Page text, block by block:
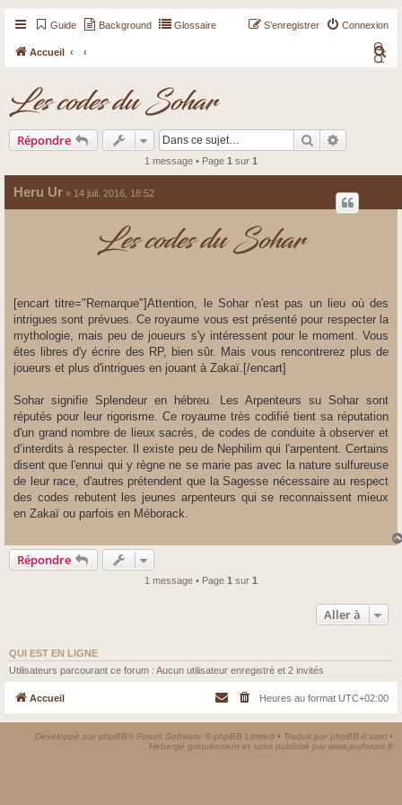
Guide Background Glossaire Connexion
S’enregistrer
Accueil
Les codes du Sohar
Répondre Rechercher
1 message • Page 1 sur 1
Heru Ur » 14 juil. 2016, 18:52
Les codes du Sohar
[encart titre="Remarque"]Attention, le Sohar n'est pas un lieu où des
intrigues sont prévues. Ce royaume vous est présenté pour respecter la
mythologie, mais peu de joueurs s'y intéressent pour le moment. Vous
êtes libres d'y écrire des RP, bien sûr. Mais vous rencontrerez plus de
joueurs et plus d'intrigues en jouant à Zakaï.[/encart]
Sohar signifie Splendeur en hébreu. Les Arpenteurs su Sohar sont
réputés pour leur rigorisme. Ce royaume très codifié tient sa réputation
d'un grand nombre de lieux sacrés, de codes de conduite à observer et
d’interdits à respecter. Il existe peu de Nephilim qui l'arpentent. Certains
disent que l'ennui qui y règne ne se marie pas avec la nature sulfureuse
de leur race, d'autres prétendent que la Sagesse nécessaire au respect
des codes rebutent les jeunes arpenteurs qui se reconnaissent mieux
en Zakaï ou parfois en Méborack.
Répondre
1 message • Page 1 sur 1
Aller à
QUI EST EN LIGNE
Utilisateurs parcourant ce forum : Aucun utilisateur enregistré et 2 invités
Accueil Heures au format UTC+02:00
Développé parphpBB® Forum Software © phpBB Limited • Traduit parphpBB-fr.com •
Hebergé gratuitement et sans publicité parwww.jeuforum.fr